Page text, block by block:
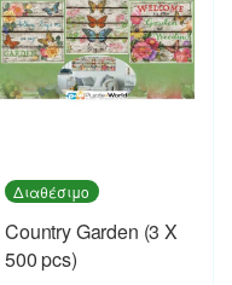
Διαθέσιμο
Country Garden (3 X
500 pcs)